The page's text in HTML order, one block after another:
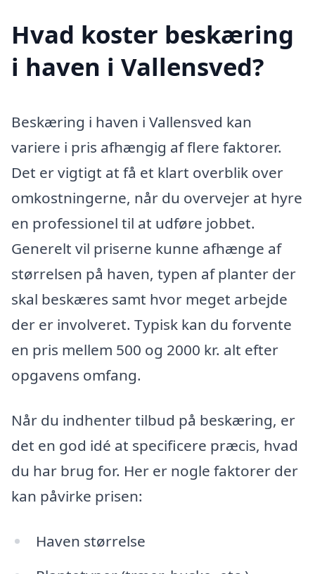
Hvad koster beskæring
i haven i Vallensved?
Beskæring i haven i Vallensved kan
variere i pris afhængig af flere faktorer.
Det er vigtigt at få et klart overblik over
omkostningerne, når du overvejer at hyre
en professionel til at udføre jobbet.
Generelt vil priserne kunne afhænge af
størrelsen på haven, typen af planter der
skal beskæres samt hvor meget arbejde
der er involveret. Typisk kan du forvente
en pris mellem 500 og 2000 kr. alt efter
opgavens omfang.
Når du indhenter tilbud på beskæring, er
det en god idé at specificere præcis, hvad
du har brug for. Her er nogle faktorer der
kan påvirke prisen:
Haven størrelse